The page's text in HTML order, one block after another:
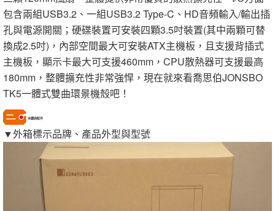
包含兩組USB3.2、一組USB3.2 Type-C、HD音頻輸入/輸出插
孔與電源開關；硬碟裝置可安裝四顆3.5吋裝置(其中兩顆可替
換成2.5吋)，內部空間最大可安裝ATX主機板，且支援背插式
主機板，顯示卡最大可支援460mm，CPU散熱器可支援最高
180mm，整體擴充性非常強悍，現在就來看喬思伯JONSBO
TK5一體式雙曲環景機殼吧！
本體與配件
▼外箱標示品牌、產品外型與型號